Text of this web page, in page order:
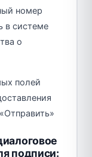
номер
в системе
о
полей
подписи: